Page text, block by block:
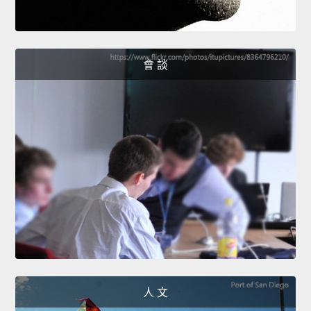
會 談
人 文